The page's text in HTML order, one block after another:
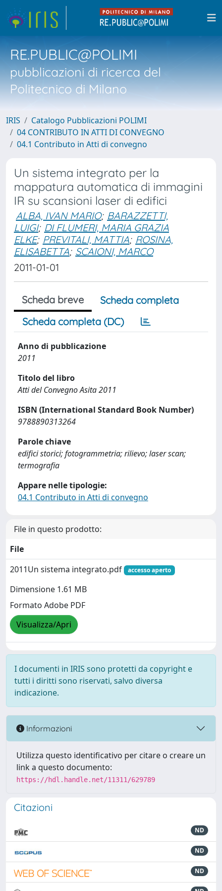
RE.PUBLIC@POLIMI
pubblicazioni di ricerca del
Politecnico di Milano
IRIS
Catalogo Pubblicazioni POLIMI
04 CONTRIBUTO IN ATTI DI CONVEGNO
04.1 Contributo in Atti di convegno
Un sistema integrato per la
mappatura automatica di immagini
IR su scansioni laser di edifici
ALBA, IVAN MARIO; BARAZZETTI,
LUIGI; DI FLUMERI, MARIA GRAZIA
ELKE; PREVITALI, MATTIA; ROSINA,
ELISABETTA; SCAIONI, MARCO
2011-01-01
Scheda breve
Scheda completa
Scheda completa (DC)
Anno di pubblicazione
2011
Titolo del libro
Atti del Convegno Asita 2011
ISBN (International Standard Book Number)
9788890313264
Parole chiave
edifici storici; fotogrammetria; rilievo; laser scan;
termografia
Appare nelle tipologie:
04.1 Contributo in Atti di convegno
File in questo prodotto:
File
2011Un sistema integrato.pdf
accesso aperto
Dimensione 1.61 MB
Formato Adobe PDF
Visualizza/Apri
I documenti in IRIS sono protetti da copyright e
tutti i diritti sono riservati, salvo diversa
indicazione.
Informazioni
Utilizza questo identificativo per citare o creare un
link a questo documento:
https://hdl.handle.net/11311/629789
Citazioni
ND
ND
ND